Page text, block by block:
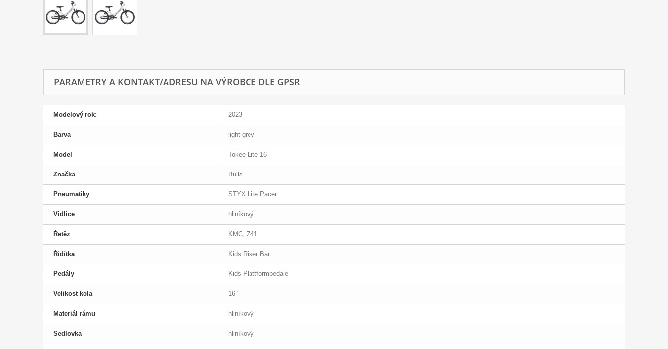
PARAMETRY A KONTAKT/ADRESU NA VÝROBCE DLE GPSR
Modelový rok: 2023
Barva light grey
Model Tokee Lite 16
Značka Bulls
Pneumatiky STYX Lite Pacer
Vidlice hliníkový
Řetěz KMC, Z41
Řídítka Kids Riser Bar
Pedály Kids Plattformpedale
Velikost kola 16 "
Materiál rámu hliníkový
Sedlovka hliníkový